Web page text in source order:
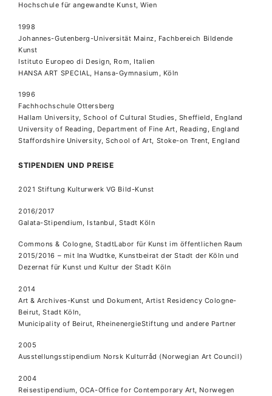
Hochschule für angewandte Kunst, Wien
1998
Johannes-Gutenberg-Universität Mainz, Fachbereich Bildende
Kunst
Istituto Europeo di Design, Rom, Italien
HANSA ART SPECIAL, Hansa-Gymnasium, Köln
1996
Fachhochschule Ottersberg
Hallam University, School of Cultural Studies, Sheffield, England
University of Reading, Department of Fine Art, Reading, England
Staffordshire University, School of Art, Stoke-on Trent, England
STIPENDIEN UND PREISE
2021 Stiftung Kulturwerk VG Bild-Kunst
2016/2017
Galata-Stipendium, Istanbul, Stadt Köln
Commons & Cologne, StadtLabor für Kunst im öffentlichen Raum
2015/2016 – mit Ina Wudtke, Kunstbeirat der Stadt der Köln und
Dezernat für Kunst und Kultur der Stadt Köln
2014
Art & Archives-Kunst und Dokument, Artist Residency Cologne-
Beirut, Stadt Köln,
Municipality of Beirut, RheinenergieStiftung und andere Partner
2005
Ausstellungsstipendium Norsk Kulturråd (Norwegian Art Council)
2004
Reisestipendium, OCA-Office for Contemporary Art, Norwegen